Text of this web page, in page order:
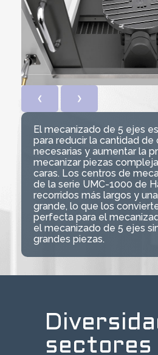
❮ ❯
El mecanizado de 5 ejes
para reducir la cantidad de
necesarias y aumentar la
mecanizar piezas
caras. Los centros de
de la serie UMC-1000 de
recorridos más largos y
grande, lo que los
perfecta para el
el mecanizado de 5 ejes
grandes piezas.
sectores